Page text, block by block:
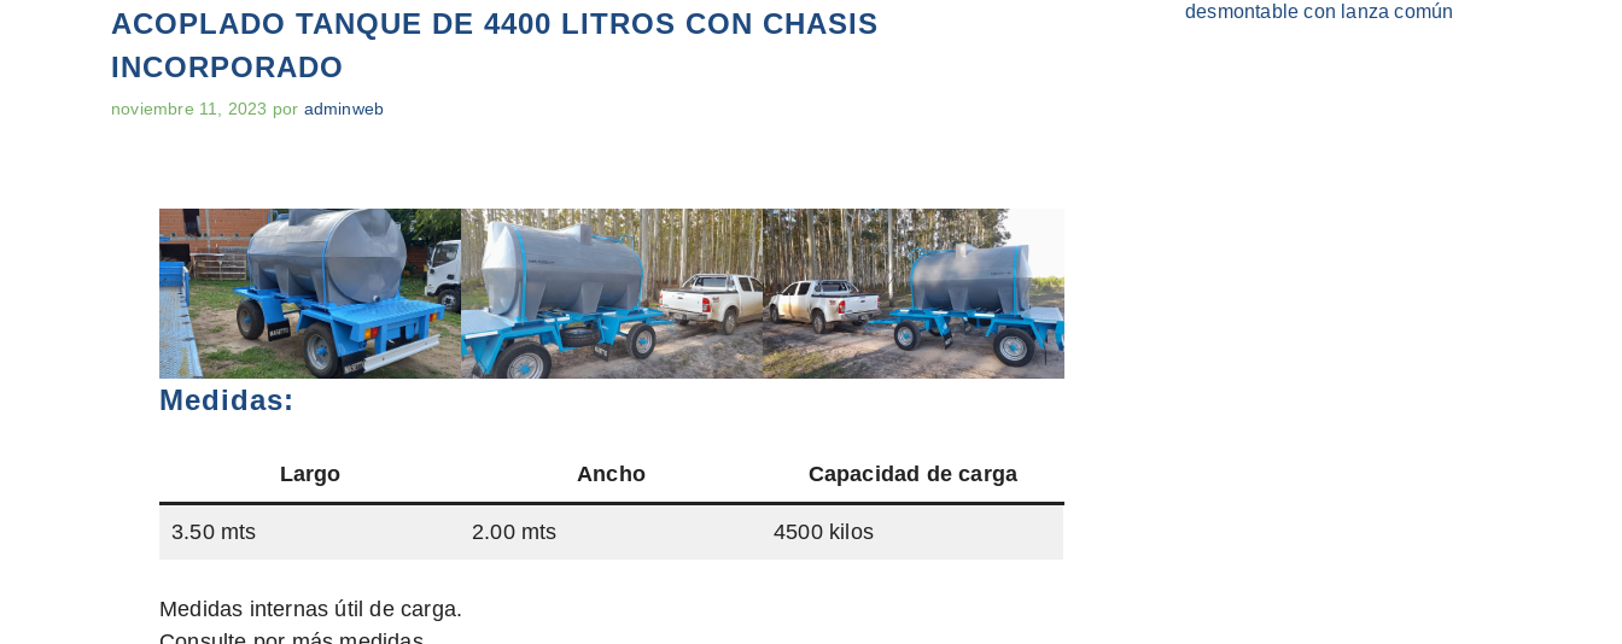
ACOPLADO TANQUE DE 4400 LITROS CON CHASIS
INCORPORADO
noviembre 11, 2023 por adminweb
Medidas:
Largo Ancho Capacidad de carga
3.50 mts 2.00 mts 4500 kilos
Medidas internas útil de carga.
desmontable con lanza común